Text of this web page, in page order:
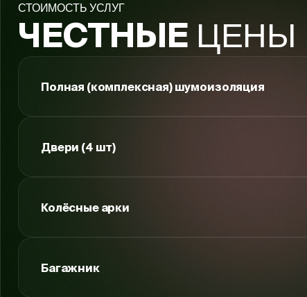
СТОИМОСТЬ УСЛУГ
ЧЕСТНЫЕ ЦЕНЫ
Полная (комплексная) шумоизоляция
Двери (4 шт)
Колёсные арки
Багажник